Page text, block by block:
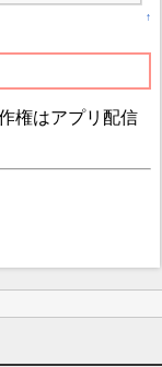
↑
権はアプリ配信